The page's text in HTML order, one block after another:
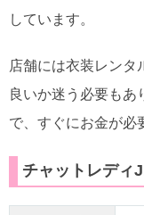
しています。
店舗には衣装レンタ
良いか迷う必要もあ
で、すぐにお金が必
チャットレディ